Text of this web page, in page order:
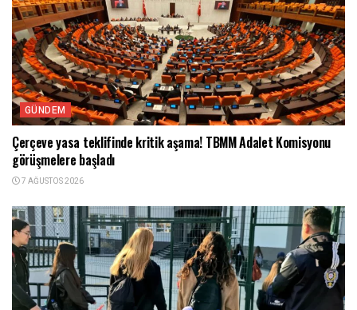
GÜNDEM
Çerçeve yasa teklifinde kritik aşama! TBMM Adalet Komisyonu
görüşmelere başladı
7 AĞUSTOS 2026